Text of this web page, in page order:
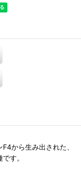
から生み出された、
す。